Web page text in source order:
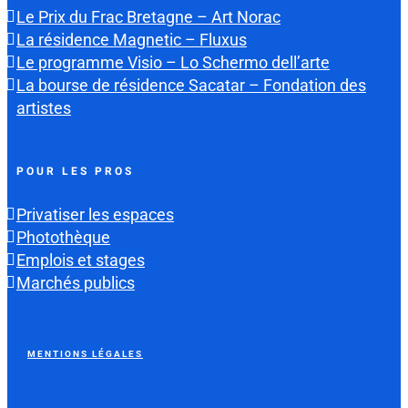
Le Prix du Frac Bretagne – Art Norac
La résidence Magnetic – Fluxus
Le programme Visio – Lo Schermo dell’arte
La bourse de résidence Sacatar – Fondation des
artistes
POUR LES PROS
Privatiser les espaces
Photothèque
Emplois et stages
Marchés publics
MENTIONS LÉGALES